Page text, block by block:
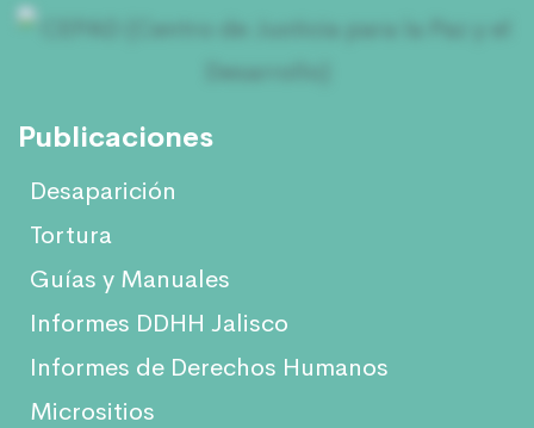
Publicaciones
Desaparición
Tortura
Guías y Manuales
Informes DDHH Jalisco
Informes de Derechos Humanos
Micrositios